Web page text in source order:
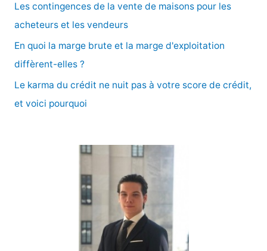
Les contingences de la vente de maisons pour les
acheteurs et les vendeurs
En quoi la marge brute et la marge d'exploitation
diffèrent-elles ?
Le karma du crédit ne nuit pas à votre score de crédit,
et voici pourquoi